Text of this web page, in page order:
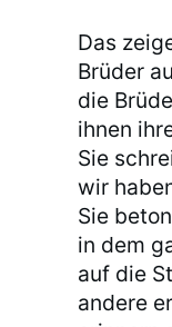
Das
Brüder
die
ihnen
Sie
wir
Sie
in dem
auf die
andere